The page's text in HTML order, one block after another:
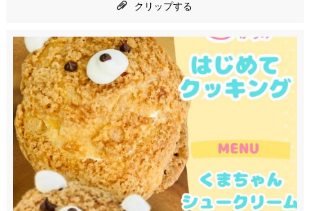
クリップする